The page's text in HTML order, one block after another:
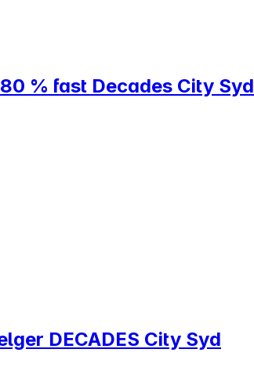
% fast Decades City Syd
DECADES City Syd